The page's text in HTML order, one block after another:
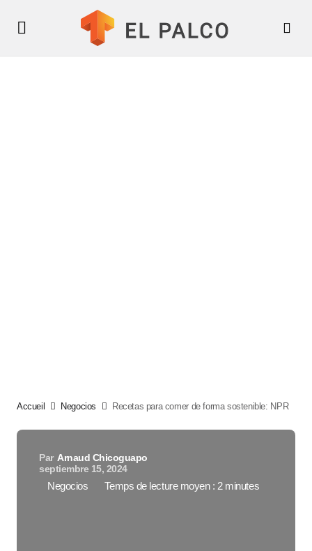
Accueil Negocios Recetas para comer de forma sostenible: NPR
Par Arnaud Chicoguapo
septiembre 15, 2024
Negocios Temps de lecture moyen : 2 minutes